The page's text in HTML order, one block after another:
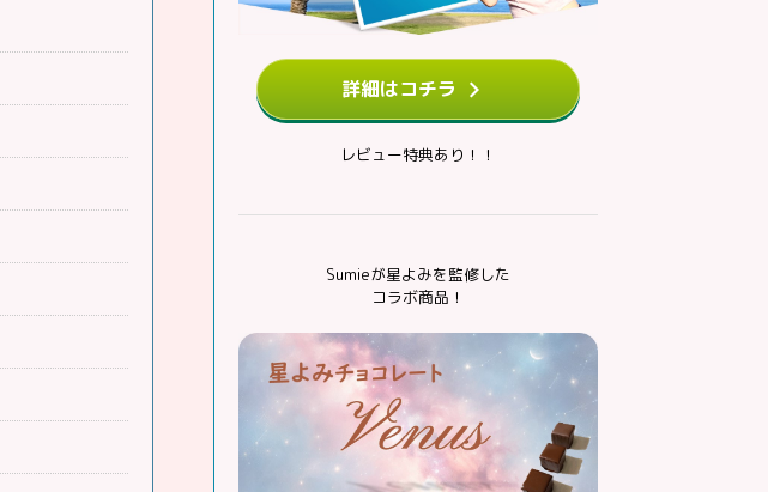
詳細はコチラ
レビュー特典あり！！
Sumieが星よみを監修した
コラボ商品！